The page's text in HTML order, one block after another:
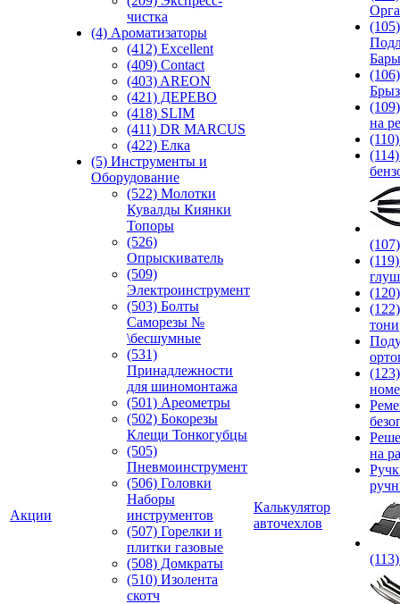
Акции
чистка
(4) Ароматизаторы
(412) Excellent
(409) Contact
(403) AREON
(421) ДЕРЕВО
(418) SLIM
(411) DR MARCUS
(422) Елка
(5) Инструменты и
Оборудование
(522) Молотки
Кувалды Киянки
Топоры
(526)
Опрыскиватель
(509)
Электроинструмент
(503) Болты
Саморезы №
\бесшумные
(531)
Принадлежности
для шиномонтажа
(501) Ареометры
(502) Бокорезы
Клещи Тонкогубцы
(505)
Пневмоинструмент
(506) Головки
Наборы
инструментов
(507) Горелки и
плитки газовые
(508) Домкраты
(510) Изолента
скотч
Калькулятор
авточехлов
(105)
Бары
(106)
на
на